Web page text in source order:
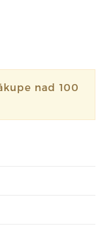
nad 100